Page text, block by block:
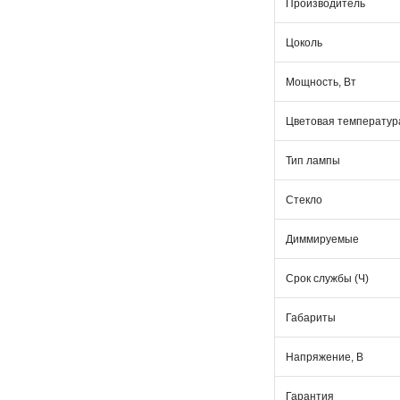
Производитель
Цоколь
Мощность, Вт
Цветовая
Тип лампы
Стекло
Диммируемые
Срок службы (Ч)
Габариты
Напряжение, В
Гарантия